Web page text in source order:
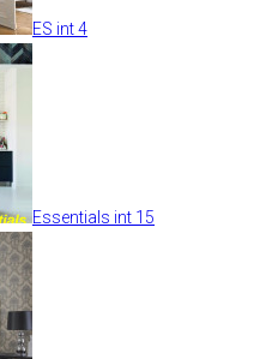
ES int 4
Essentials int 15